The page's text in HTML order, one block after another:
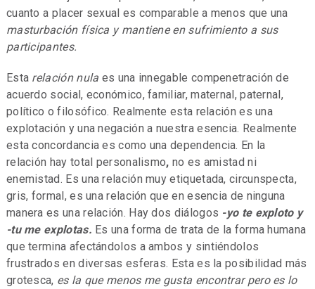
cuanto a placer sexual es comparable a menos que una
masturbación física y mantiene en sufrimiento a sus
participantes.
Esta relación nula es una innegable compenetración de
acuerdo social, económico, familiar, maternal, paternal,
político o filosófico. Realmente esta relación es una
explotación y una negación a nuestra esencia. Realmente
esta concordancia es como una dependencia. En la
relación hay total personalismo, no es amistad ni
enemistad. Es una relación muy etiquetada, circunspecta,
gris, formal, es una relación que en esencia de ninguna
manera es una relación. Hay dos diálogos -yo te exploto y
-tu me explotas. Es una forma de trata de la forma humana
que termina afectándolos a ambos y sintiéndolos
frustrados en diversas esferas. Esta es la posibilidad más
grotesca, es la que menos me gusta encontrar pero es lo